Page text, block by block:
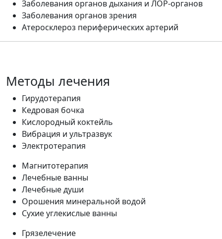
Заболевания органов дыхания и ЛОР-органов
Заболевания органов зрения
Атеросклероз периферических артерий
Методы лечения
Гирудотерапия
Кедровая бочка
Кислородный коктейль
Вибрация и ультразвук
Электротерапия
Магнитотерапия
Лечебные ванны
Лечебные души
Орошения минеральной водой
Сухие углекислые ванны
Грязелечение